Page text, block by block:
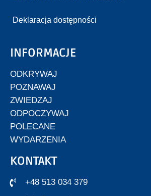
Deklaracja dostępności
INFORMACJE
ODKRYWAJ
POZNAWAJ
ZWIEDZAJ
ODPOCZYWAJ
POLECANE
WYDARZENIA
KONTAKT
+48 513 034 379